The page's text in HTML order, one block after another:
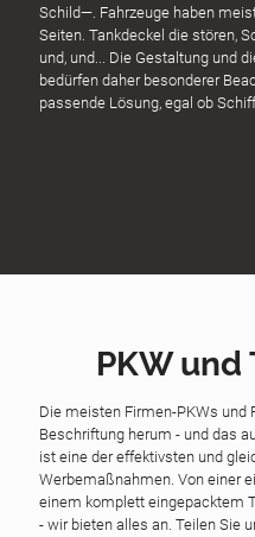
Schild—. Fahrzeuge haben
Seiten. Tankdeckel die stören,
und, und... Die Gestaltung und
bedürfen daher besonderer
passende Lösung, egal ob
PKW
Die meisten Firmen-PKWs und
Beschriftung herum - und das
ist eine der effektivsten und
Werbemaßnahmen. Von einer
einem komplett eingepacktem
- wir bieten alles an. Teilen Sie